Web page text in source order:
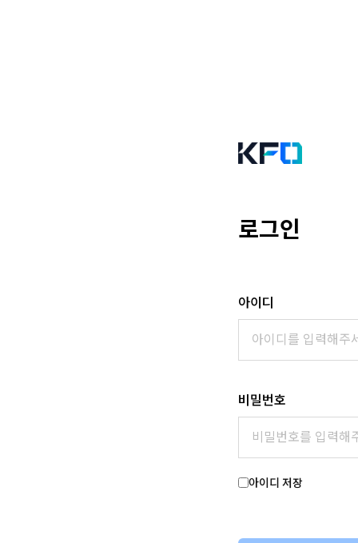
로그인
아이디
비밀번호
아이디 저장